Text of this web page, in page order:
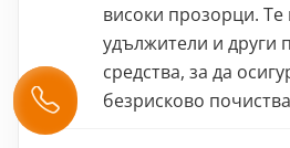
високи прозорци. Те
удължители и други
средства, за да
безрисково